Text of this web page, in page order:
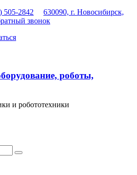
505-2842
630090, г. Новосибирск,
звонок
роботы,
и робототехники